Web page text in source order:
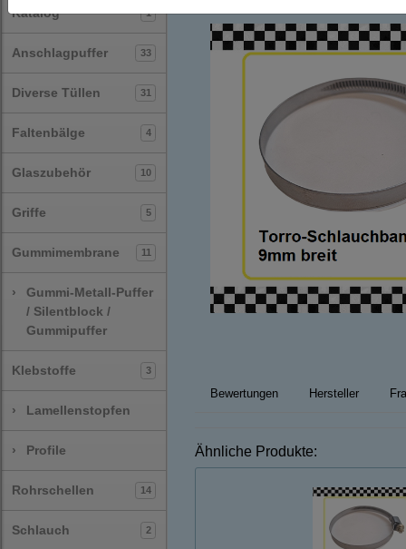
Katalog 1
Anschlagpuffer 33
Diverse Tüllen 31
Faltenbälge 4
Glaszubehör 10
Griffe 5
Gummimembrane 11
›
Gummi-Metall-Puffer
/ Silentblock /
Gummipuffer
Klebstoffe 3
› Lamellenstopfen
› Profile
Rohrschellen 14
Schlauch 2
Bewertungen Hersteller
Ähnliche Produkte: